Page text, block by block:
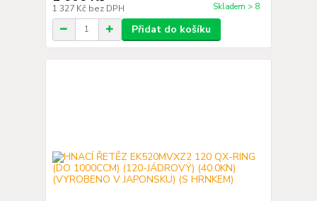
1 327 Kč bez DPH Skladem > 8
Přidat do košíku